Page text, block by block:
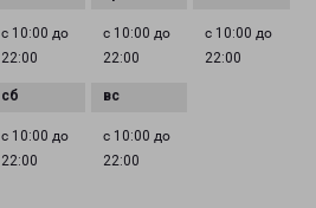
с 10:00 до
22:00
с 10:00 до
22:00
с 10:00 до
22:00
с 10:00 до
22:00
с 10:00 до
22:00